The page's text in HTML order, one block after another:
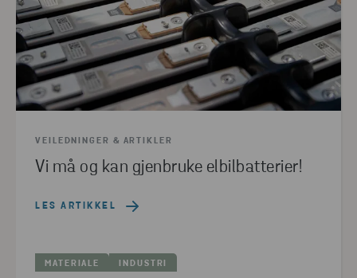
VEILEDNINGER & ARTIKLER
Vi må og kan gjenbruke elbilbatterier!
LES ARTIKKEL
MATERIALE INDUSTRI